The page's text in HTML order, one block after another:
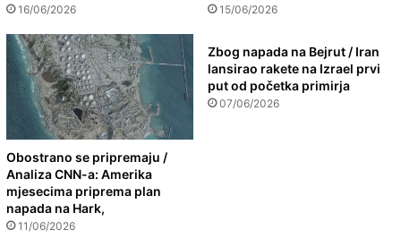
16/06/2026 15/06/2026
Obostrano se pripremaju /
Analiza CNN-a: Amerika
mjesecima priprema plan
napada na Hark,
11/06/2026
Zbog napada na Bejrut / Iran
lansirao rakete na Izrael prvi
put od početka primirja
07/06/2026